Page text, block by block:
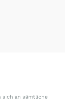
sich an sämtliche